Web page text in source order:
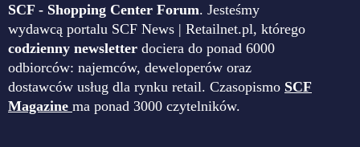
SCF - Shopping Center Forum. Jesteśmy
wydawcą portalu SCF News | Retailnet.pl, którego
codzienny newsletter dociera do ponad 6000
odbiorców: najemców, deweloperów oraz
dostawców usług dla rynku retail. Czasopismo SCF
Magazine ma ponad 3000 czytelników.